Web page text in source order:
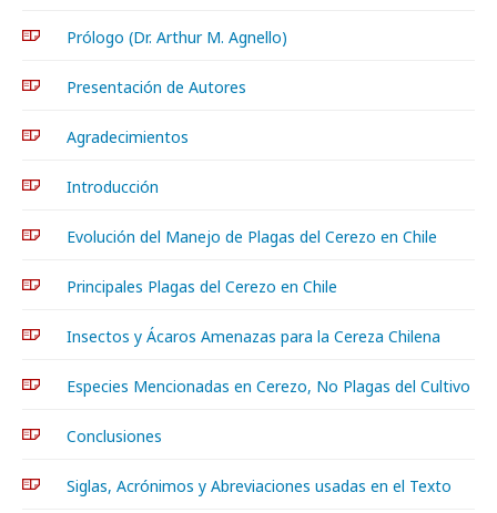
Prólogo (Dr. Arthur M. Agnello)
Presentación de Autores
Agradecimientos
Introducción
Evolución del Manejo de Plagas del Cerezo en Chile
Principales Plagas del Cerezo en Chile
Insectos y Ácaros Amenazas para la Cereza Chilena
Especies Mencionadas en Cerezo, No Plagas del Cultivo
Conclusiones
Siglas, Acrónimos y Abreviaciones usadas en el Texto